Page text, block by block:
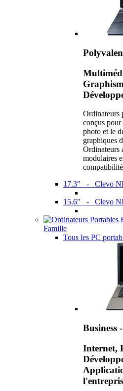
Ordinateurs
conçus
photo et le
graphiques
Ordinateurs
modulaires
17.3" - Clevo
15.6" - Clevo
Famille
Tous les PC
Business
Internet,